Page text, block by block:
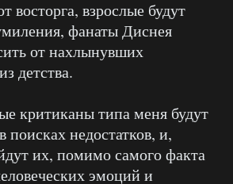
восторга, взрослые будут
фанаты Диснея
от нахлынувших
детства.
критиканы типа меня будут
поисках недостатков, и,
их, помимо самого факта
эмоций и